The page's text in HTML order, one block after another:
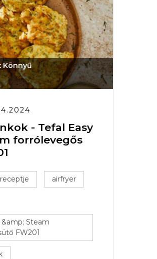
Könnyű
- Tefal Easy
forrólevegős
receptje airfryer
&amp; Steam
FW201